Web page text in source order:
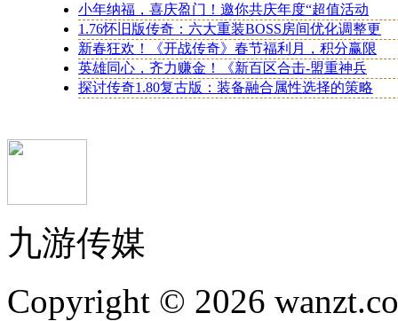
小年纳福，喜庆盈门！邀你共庆年度“超值活动
1.76怀旧版传奇：六大重装BOSS房间优化调整更
新春狂欢！《开战传奇》春节福利月，积分赢限
英雄同心，齐力赚金！《新百区合击-盟重神兵
探讨传奇1.80复古版：装备融合属性选择的策略
九游传媒
Copyright © 2026